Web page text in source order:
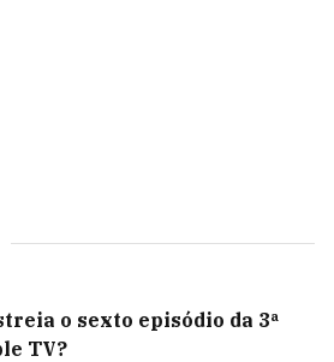
o sexto episódio da 3ª
TV?